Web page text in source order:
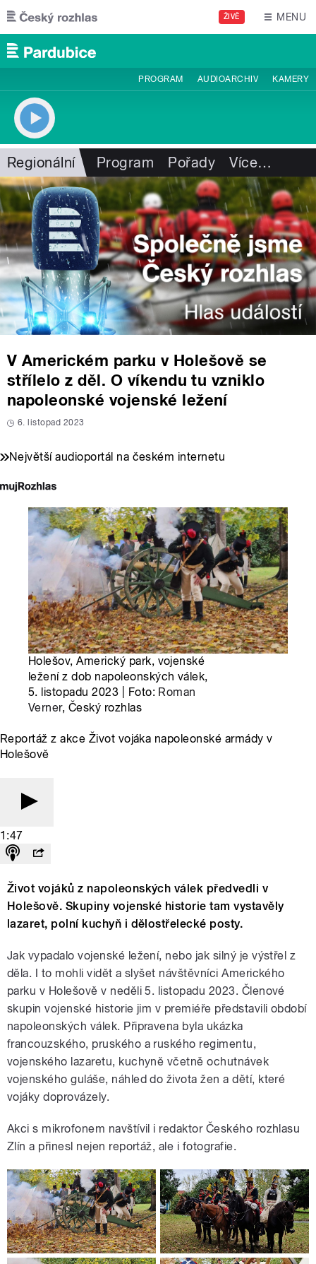
Přejít k hlavnímu obsahu
ŽIVĚ MENU
PROGRAM AUDIOARCHIV KAMERY
Regionální Program Pořady Více…
V Americkém parku v Holešově se
střílelo z děl. O víkendu tu vzniklo
napoleonské vojenské ležení
6. listopad 2023
Největší audioportál na českém internetu
Holešov, Americký park, vojenské
ležení z dob napoleonských válek,
5. listopadu 2023 | Foto: Roman
Verner, Český rozhlas
Reportáž z akce Život vojáka napoleonské armády v
Holešově
1:47
Život vojáků z napoleonských válek předvedli v
Holešově. Skupiny vojenské historie tam vystavěly
lazaret, polní kuchyň i dělostřelecké posty.
Jak vypadalo vojenské ležení, nebo jak silný je výstřel z
děla. I to mohli vidět a slyšet návštěvníci Amerického
parku v Holešově v neděli 5. listopadu 2023. Členové
skupin vojenské historie jim v premiéře představili období
napoleonských válek. Připravena byla ukázka
francouzského, pruského a ruského regimentu,
vojenského lazaretu, kuchyně včetně ochutnávek
vojenského guláše, náhled do života žen a dětí, které
vojáky doprovázely.
Akci s mikrofonem navštívil i redaktor Českého rozhlasu
Zlín a přinesl nejen reportáž, ale i fotografie.